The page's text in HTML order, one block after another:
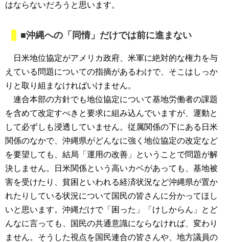
はならないだろうと思います。
■沖縄への「同情」だけでは前に進まない
日米地位協定がアメリカ政府、米軍に絶対的な権力を与
えている問題についての指摘があるわけで、そこはしっか
りと取り組まなければいけません。
連合本部の方針でも地位協定について基地労働者の課題
を含めて改定すべきと要求に組み込んでいますが、運動と
して必ずしも浸透していません。従属関係の下にある日米
関係のなかで、沖縄県がどんなに強く地位協定の改定など
を要望しても、結局「運用の改善」ということで問題が解
決しません。日米関係という高いカベがあっても、基地被
害を受けたり、貧困といわれる経済状況など沖縄県が置か
れたりしている状況について国民の皆さんに分かってほし
いと思います。沖縄だけで「困った」「けしからん」とど
んなに言っても、国民の共通意識にならなければ、変わり
ません。そうした視点を国民連合の皆さんや、地方議員の